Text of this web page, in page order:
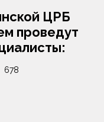
ЦРБ
проведут
678